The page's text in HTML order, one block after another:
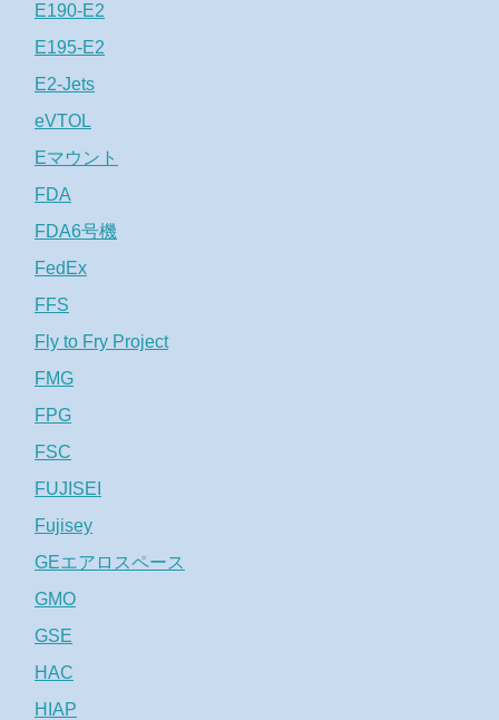
E190-E2
E195-E2
E2-Jets
eVTOL
Eマウント
FDA
FDA6号機
FedEx
FFS
Fly to Fry Project
FMG
FPG
FSC
FUJISEI
Fujisey
GEエアロスペース
GMO
GSE
HAC
HIAP